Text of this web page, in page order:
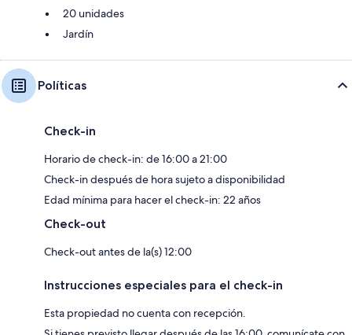
20 unidades
Jardín
Políticas
Check-in
Horario de check-in: de 16:00 a 21:00
Check-in después de hora sujeto a disponibilidad
Edad mínima para hacer el check-in: 22 años
Check-out
Check-out antes de la(s) 12:00
Instrucciones especiales para el check-in
Esta propiedad no cuenta con recepción.